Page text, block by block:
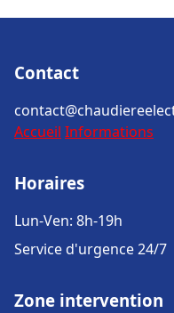
Contact
Accueil Informations
Horaires
Lun-Ven: 8h-19h
Service d'urgence 24/7
Zone intervention